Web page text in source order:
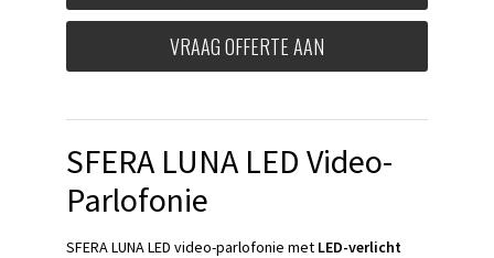
VRAAG OFFERTE AAN
SFERA LUNA LED Video-
Parlofonie
SFERA LUNA LED video-parlofonie met LED-verlicht